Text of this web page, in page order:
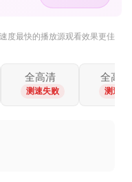
度最快的播放源观看效果更佳
全高清
测速失败
全高
测速失